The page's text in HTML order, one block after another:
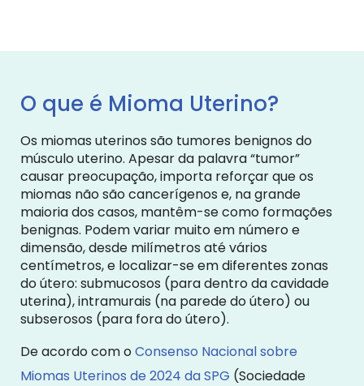
O que é Mioma Uterino?
Os miomas uterinos são tumores benignos do
músculo uterino. Apesar da palavra “tumor”
causar preocupação, importa reforçar que os
miomas não são cancerígenos e, na grande
maioria dos casos, mantêm-se como formações
benignas. Podem variar muito em número e
dimensão, desde milímetros até vários
centímetros, e localizar-se em diferentes zonas
do útero: submucosos (para dentro da cavidade
uterina), intramurais (na parede do útero) ou
subserosos (para fora do útero).
De acordo com oConsenso Nacional sobre
Miomas Uterinos de 2024 da SPG (Sociedade